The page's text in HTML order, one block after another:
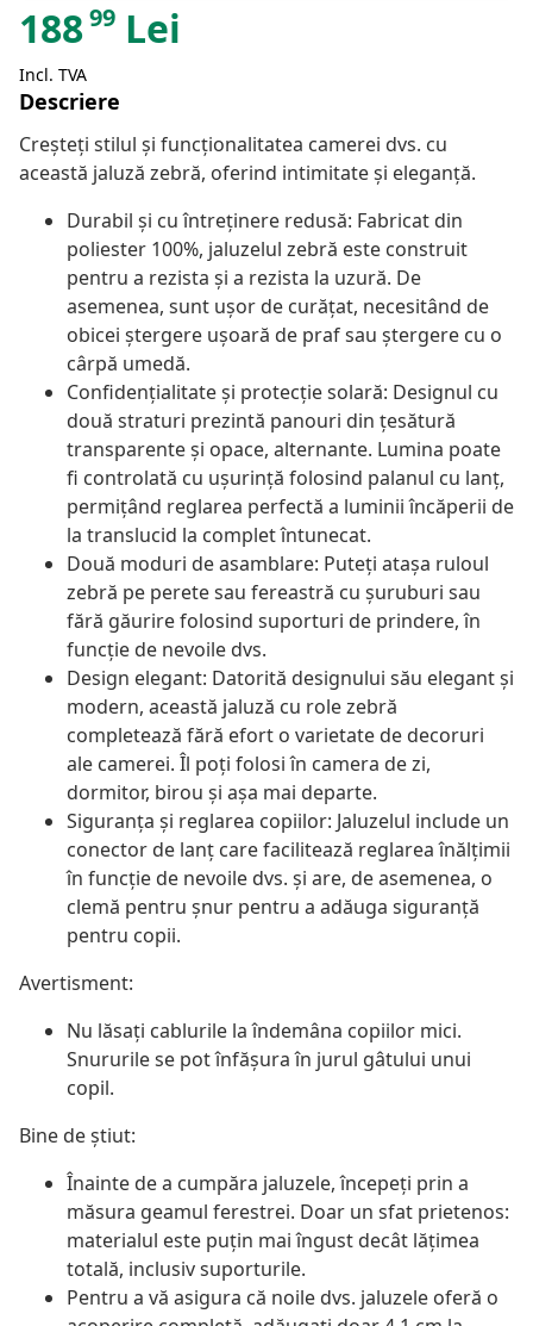
18899 Lei
Incl. TVA
Descriere
Creșteți stilul și funcționalitatea camerei dvs. cu
această jaluză zebră, oferind intimitate și eleganță.
Durabil și cu întreținere redusă: Fabricat din
poliester 100%, jaluzelul zebră este construit
pentru a rezista și a rezista la uzură. De
asemenea, sunt ușor de curățat, necesitând de
obicei ștergere ușoară de praf sau ștergere cu o
cârpă umedă.
Confidențialitate și protecție solară: Designul cu
două straturi prezintă panouri din țesătură
transparente și opace, alternante. Lumina poate
fi controlată cu ușurință folosind palanul cu lanț,
permițând reglarea perfectă a luminii încăperii de
la translucid la complet întunecat.
Două moduri de asamblare: Puteți atașa ruloul
zebră pe perete sau fereastră cu șuruburi sau
fără găurire folosind suporturi de prindere, în
funcție de nevoile dvs.
Design elegant: Datorită designului său elegant și
modern, această jaluză cu role zebră
completează fără efort o varietate de decoruri
ale camerei. Îl poți folosi în camera de zi,
dormitor, birou și așa mai departe.
Siguranța și reglarea copiilor: Jaluzelul include un
conector de lanț care facilitează reglarea înălțimii
în funcție de nevoile dvs. și are, de asemenea, o
clemă pentru șnur pentru a adăuga siguranță
pentru copii.
Avertisment:
Nu lăsați cablurile la îndemâna copiilor mici.
Snururile se pot înfăşura în jurul gâtului unui
copil.
Bine de știut:
Înainte de a cumpăra jaluzele, începeți prin a
măsura geamul ferestrei. Doar un sfat prietenos:
materialul este puțin mai îngust decât lățimea
totală, inclusiv suporturile.
Pentru a vă asigura că noile dvs. jaluzele oferă o